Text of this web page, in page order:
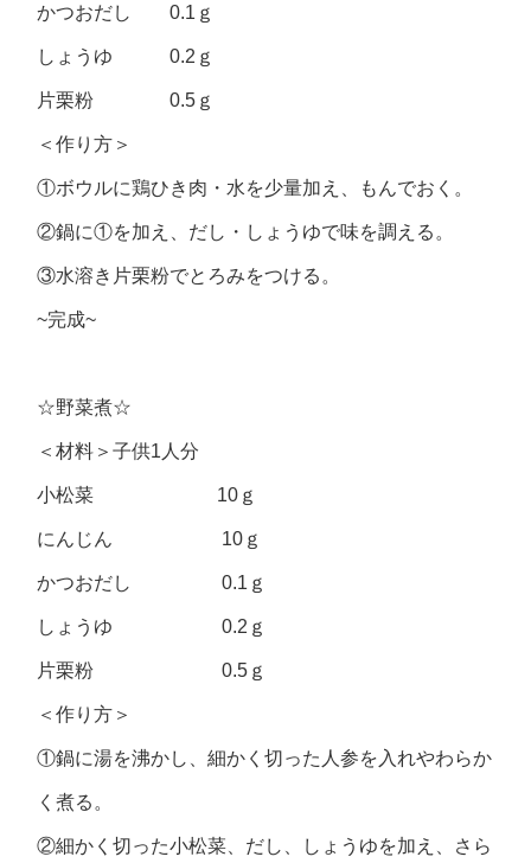
かつおだし 0.1ｇ
しょうゆ 0.2ｇ
片栗粉 0.5ｇ
＜作り方＞
①ボウルに鶏ひき肉・水を少量加え、もんでおく。
②鍋に①を加え、だし・しょうゆで味を調える。
③水溶き片栗粉でとろみをつける。
~完成~
☆野菜煮☆
＜材料＞子供1人分
小松菜 10ｇ
にんじん 10ｇ
かつおだし 0.1ｇ
しょうゆ 0.2ｇ
片栗粉 0.5ｇ
＜作り方＞
①鍋に湯を沸かし、細かく切った人参を入れやわらか
く煮る。
②細かく切った小松菜、だし、しょうゆを加え、さら